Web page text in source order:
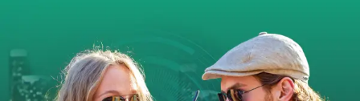
INT AT CH
DE
ES
FR UK
IE